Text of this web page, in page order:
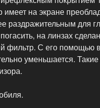
имеет на экране
раздражительным для
на линзах
фильтр. С его помощью
уменьшается.